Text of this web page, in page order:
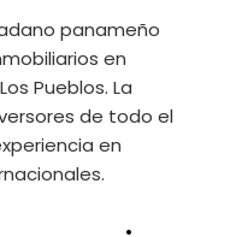
panameño
en
Pueblos. La
de todo el
en